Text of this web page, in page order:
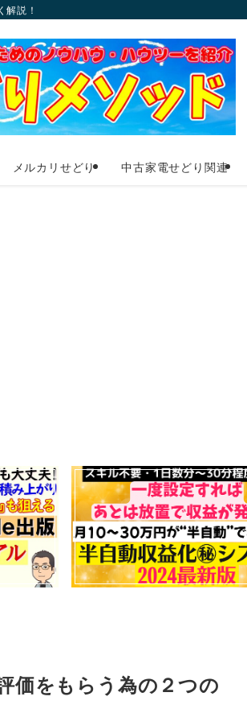
解説！
メルカリせどり 中古家電せどり関連
価をもらう為の２つの